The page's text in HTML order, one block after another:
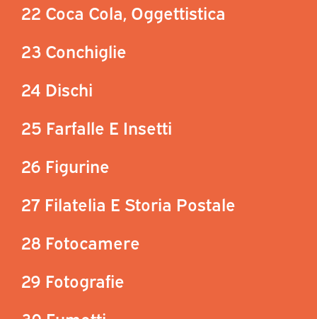
22 Coca Cola, Oggettistica
23 Conchiglie
24 Dischi
25 Farfalle E Insetti
26 Figurine
27 Filatelia E Storia Postale
28 Fotocamere
29 Fotografie